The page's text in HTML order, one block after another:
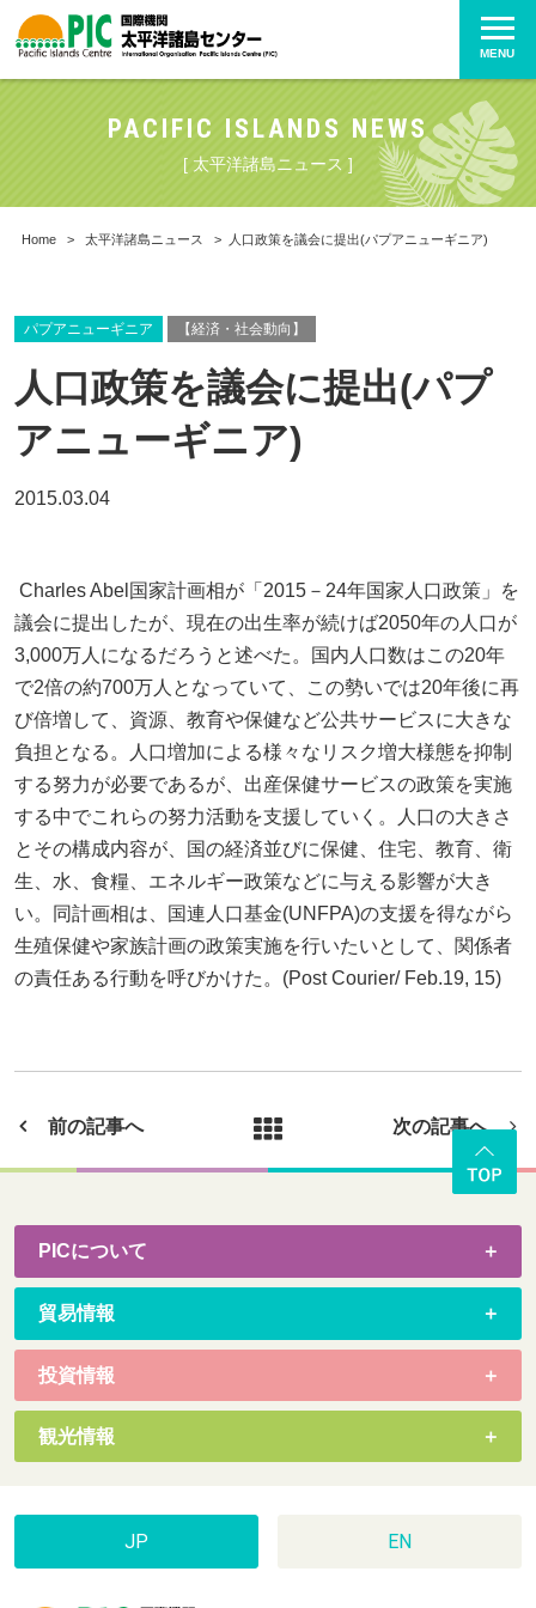
MENU
PACIFIC ISLANDS NEWS
[ 太平洋諸島ニュース ]
Home > 太平洋諸島ニュース > 人口政策を議会に提出(パプアニューギニア)
パプアニューギニア 【経済・社会動向】
人口政策を議会に提出(パプ
アニューギニア)
2015.03.04
Charles Abel国家計画相が「2015－24年国家人口政策」を
議会に提出したが、現在の出生率が続けば2050年の人口が
3,000万人になるだろうと述べた。国内人口数はこの20年
で2倍の約700万人となっていて、この勢いでは20年後に再
び倍増して、資源、教育や保健など公共サービスに大きな
負担となる。人口増加による様々なリスク増大様態を抑制
する努力が必要であるが、出産保健サービスの政策を実施
する中でこれらの努力活動を支援していく。人口の大きさ
とその構成内容が、国の経済並びに保健、住宅、教育、衛
生、水、食糧、エネルギー政策などに与える影響が大き
い。同計画相は、国連人口基金(UNFPA)の支援を得ながら
生殖保健や家族計画の政策実施を行いたいとして、関係者
の責任ある行動を呼びかけた。(Post Courier/ Feb.19, 15)
前の記事へ 次の記事へ
PICについて
貿易情報
投資情報
観光情報
JP EN